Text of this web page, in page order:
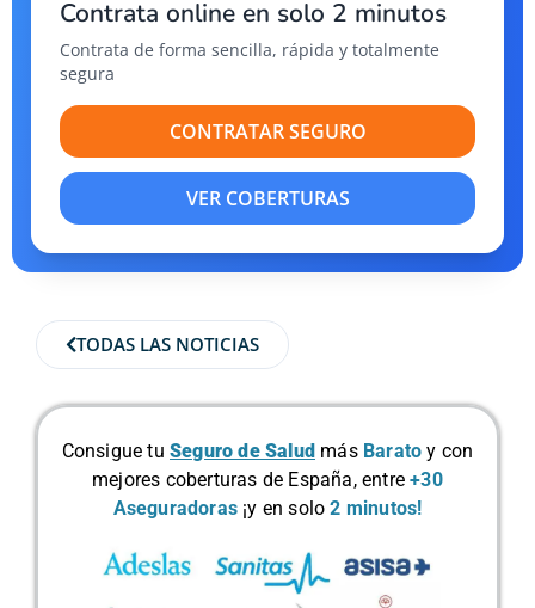
Contrata online en solo 2 minutos
Contrata de forma sencilla, rápida y totalmente
segura
CONTRATAR SEGURO
VER COBERTURAS
TODAS LAS NOTICIAS
Consigue tu Seguro de Salud más Barato y con
mejores coberturas de España, entre+30
Aseguradoras ¡y en solo2 minutos!